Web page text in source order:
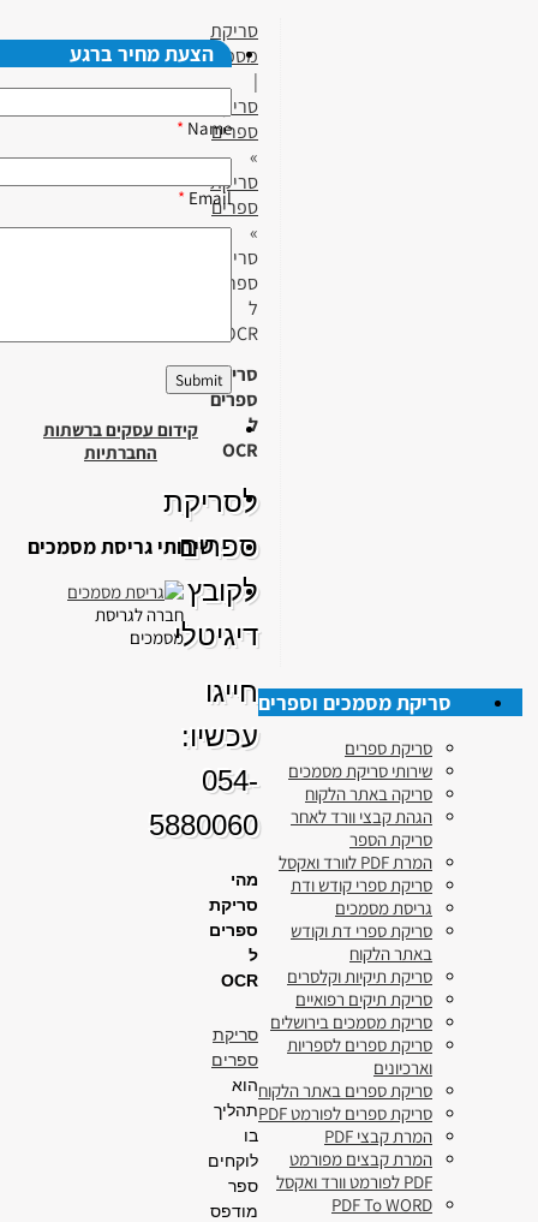
סריקת
מסמכים
|
סריקת
ספרים
»
סריקת
ספרים
»
סריקת
ספרים
ל
OCR
סריקת
ספרים
ל
OCR
לסריקת
ספרים
לקובץ
דיגיטלי
חייגו
עכשיו:
054-
5880060
מהי
סריקת
ספרים
ל
OCR
סריקת
ספרים
הוא
תהליך
בו
לוקחים
ספר
מודפס
הצעת מחיר ברגע
Name
*
Email
*
קידום עסקים ברשתות
החברתיות
שירותי גריסת מסמכים
חברה לגריסת
מסמכים
סריקת מסמכים וספרים
סריקת ספרים
שירותי סריקת מסמכים
סריקה באתר הלקוח
הגהת קבצי וורד לאחר
סריקת הספר
המרת PDF לוורד ואקסל
סריקת ספרי קודש ודת
גריסת מסמכים
סריקת ספרי דת וקודש
באתר הלקוח
סריקת תיקיות וקלסרים
סריקת תיקים רפואיים
סריקת מסמכים בירושלים
סריקת ספרים לספריות
וארכיונים
סריקת ספרים באתר הלקוח
סריקת ספרים לפורמט PDF
המרת קבצי PDF
המרת קבצים מפורמט
PDF לפורמט וורד ואקסל
PDF To WORD